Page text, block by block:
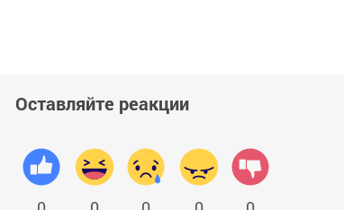
Оставляйте реакции